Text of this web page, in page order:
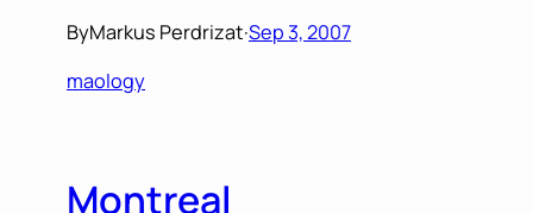
ByMarkus Perdrizat·Sep 3, 2007
maology
Montreal